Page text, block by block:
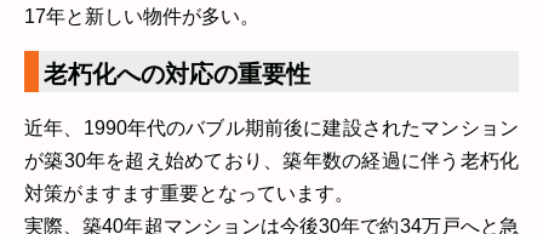
17年と新しい物件が多い。
老朽化への対応の重要性
近年、1990年代のバブル期前後に建設されたマンション
が築30年を超え始めており、築年数の経過に伴う老朽化
対策がますます重要となっています。
実際、築40年超マンションは今後30年で約34万戸へと急